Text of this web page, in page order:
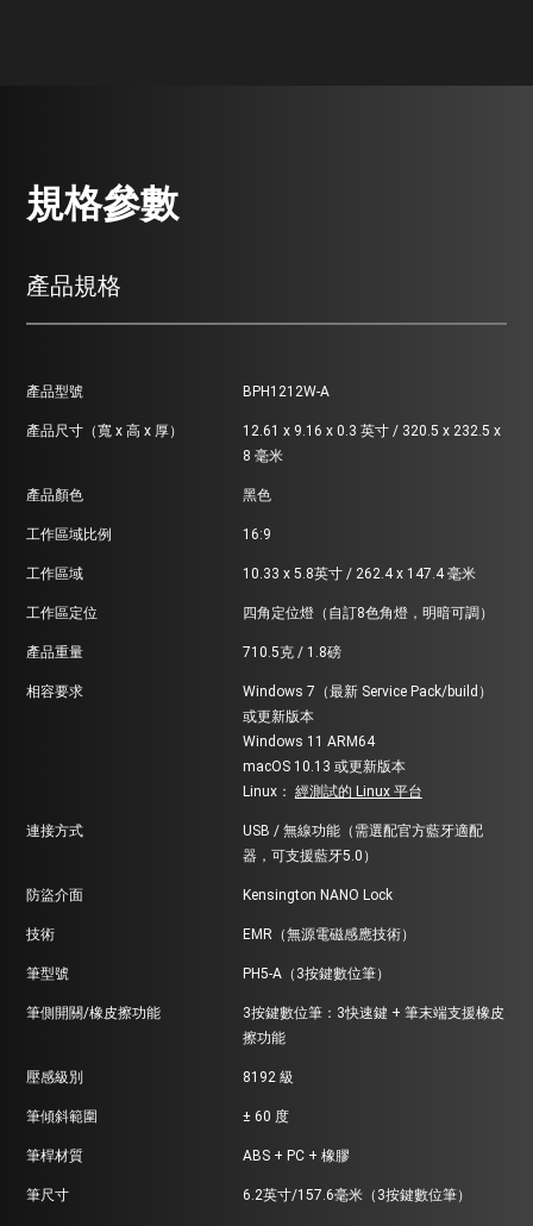
規格參數
產品規格
產品型號 BPH1212W-A
產品尺寸（寬 x 高 x 厚）
12.61 x 9.16 x 0.3 英寸 / 320.5 x 232.5 x
8 毫米
產品顏色 黑色
工作區域比例 16:9
工作區域 10.33 x 5.8英寸 / 262.4 x 147.4 毫米
工作區定位 四角定位燈（自訂8色角燈，明暗可調）
產品重量 710.5克 / 1.8磅
相容要求
Windows 7（最新 Service Pack/build）
或更新版本
Windows 11 ARM64
macOS 10.13 或更新版本
Linux： 經測試的 Linux 平台
連接方式
USB / 無線功能（需選配官方藍牙適配
器，可支援藍牙5.0）
防盜介面 Kensington NANO Lock
技術 EMR（無源電磁感應技術）
筆型號 PH5-A（3按鍵數位筆）
筆側開關/橡皮擦功能
3按鍵數位筆：3快速鍵 + 筆末端支援橡皮
擦功能
壓感級別 8192 級
筆傾斜範圍 ± 60 度
筆桿材質 ABS + PC + 橡膠
筆尺寸 6.2英寸/157.6毫米（3按鍵數位筆）